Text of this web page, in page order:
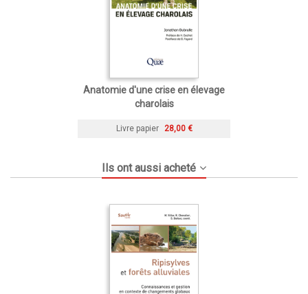
Anatomie d'une crise en élevage
charolais
Livre papier 28,00 €
Ils ont aussi acheté